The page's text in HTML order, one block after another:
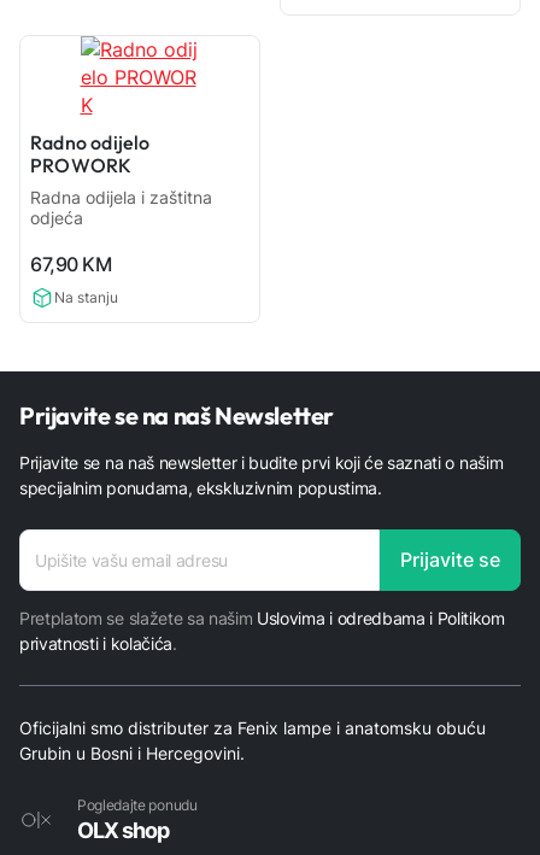
Radno odijelo
PROWORK
Radna odijela i zaštitna
odjeća
rating
67,90 KM
Na stanju
Prijavite se na naš Newsletter
Prijavite se na naš newsletter i budite prvi koji će saznati o našim
specijalnim ponudama, ekskluzivnim popustima.
adresa
adresa
Prijavite se
Pretplatom se slažete sa našim Uslovima i odredbama i Politikom
privatnosti i kolačića.
Oficijalni smo distributer za Fenix lampe i anatomsku obuću
Grubin u Bosni i Hercegovini.
Pogledajte ponudu
OLX shop